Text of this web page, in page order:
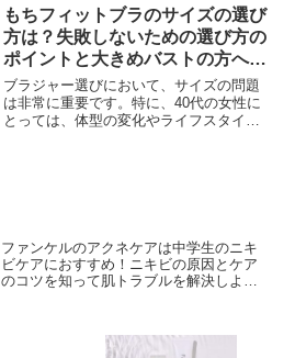
す。ラサーナプレミオールは、頭皮の油
分バランスを整え、美髪を育むヘアケア
セットです。オーガニック認証の植物オ
イルや海藻エキスなどが配合されてお
り、頭皮と髪の「オイルコントロール」
や気になるニオイのケア、海洋と自然の
力で洗浄する効果があります。
もちフィットブラのサイズの選び
方は？失敗しないための選び方の
ポイントと大きめバストの方への
注意点
ブラジャー選びにおいて、サイズの問題
は非常に重要です。特に、40代の女性に
とっては、体型の変化やライフスタイル
ラの最大の特徴は、その高密着フィット
です。
ファンケルのアクネケアは中学生のニキ
ビケアにおすすめ！ニキビの原因とケア
のコツを知って肌トラブルを解決しよ